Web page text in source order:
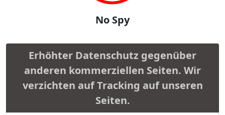
No Spy
Erhöhter Datenschutz gegenüber
anderen kommerziellen Seiten. Wir
verzichten auf Tracking auf unseren
Seiten.